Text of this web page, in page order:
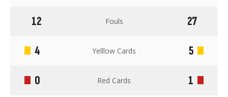
12
Fouls
27
4
Yelllow Cards
5
0
Red Cards 1